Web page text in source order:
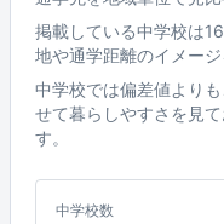
掲載している中学校は
地や通学距離のイメー
中学校では偏差値より
せて暮らしやすさを見
す。
中学校数